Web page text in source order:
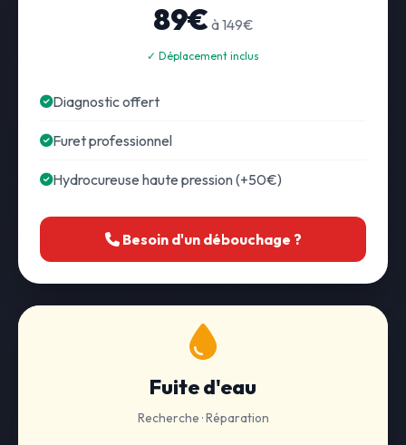
89€ à 149€
✓ Déplacement inclus
Diagnostic offert
Furet professionnel
Hydrocureuse haute pression (+50€)
Besoin d'un débouchage ?
Fuite d'eau
Recherche · Réparation